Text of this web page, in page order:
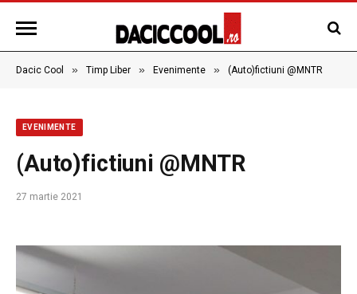
Dacic Cool » Timp Liber » Evenimente » (Auto)fictiuni @MNTR
EVENIMENTE
(Auto)fictiuni @MNTR
27 martie 2021